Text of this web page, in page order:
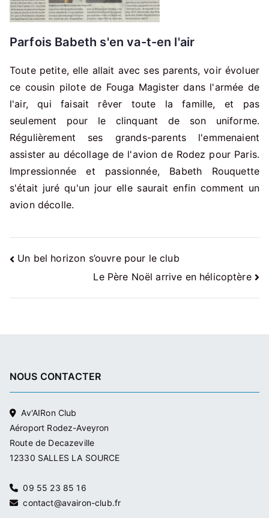
Parfois Babeth s'en va-t-en l'air
Toute petite, elle allait avec ses parents, voir évoluer
ce cousin pilote de Fouga Magister dans l'armée de
l'air, qui faisait rêver toute la famille, et pas
seulement pour le clinquant de son uniforme.
Régulièrement ses grands-parents l'emmenaient
assister au décollage de l'avion de Rodez pour Paris.
Impressionnée et passionnée, Babeth Rouquette
s'était juré qu'un jour elle saurait enfin comment un
avion décolle.
Navigation
Un bel horizon s’ouvre pour le club
Le Père Noël arrive en hélicoptère
NOUS CONTACTER
Av'AIRon Club
Aéroport Rodez-Aveyron
Route de Decazeville
12330 SALLES LA SOURCE
09 55 23 85 16
contact@avairon-club.fr